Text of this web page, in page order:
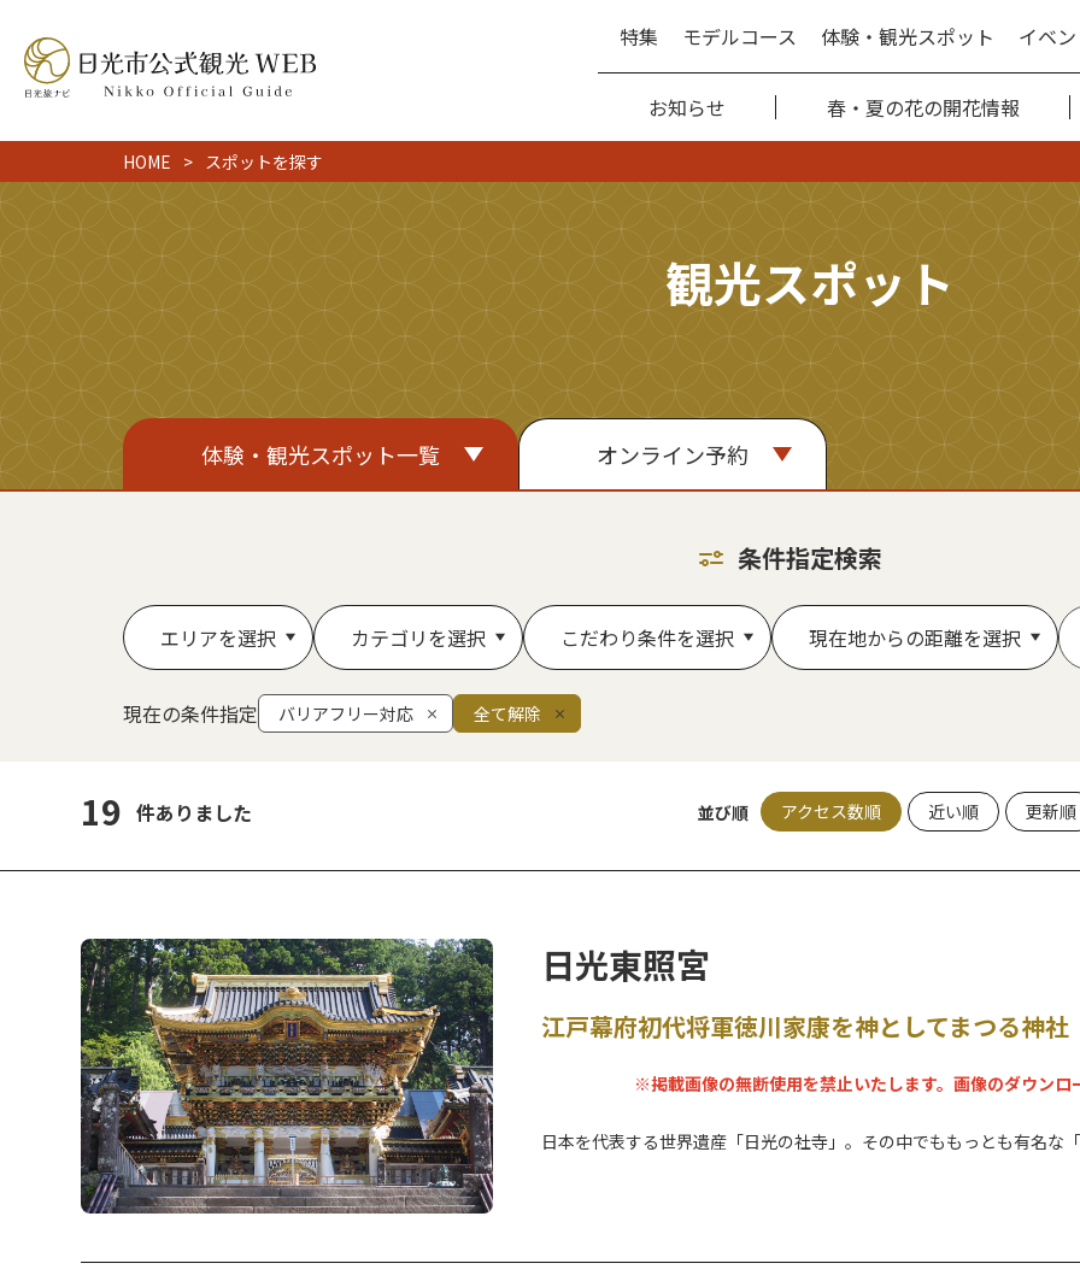
特集 モデルコース 体験・観光スポット イベン
お知らせ 春・夏の花の開花情報
HOME スポットを探す
観光スポット
体験・観光スポット一覧 オンライン予約
条件指定検索
エリアを選択 カテゴリを選択 こだわり条件を選択 現在地からの距離を選択
現在の条件指定 バリアフリー対応 全て解除
19 件ありました 並び順 アクセス数順 近い順 更新順
日光東照宮
江戸幕府初代将軍徳川家康を神としてまつる神社
※掲載画像の無断使用を禁止いたします。画像のダウンロ
日本を代表する世界遺産「日光の社寺」。その中でももっとも有名な